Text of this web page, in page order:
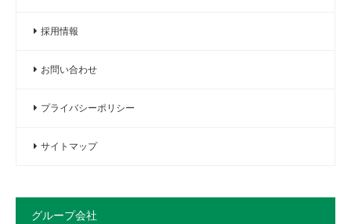
採用情報
お問い合わせ
プライバシーポリシー
サイトマップ
グループ会社